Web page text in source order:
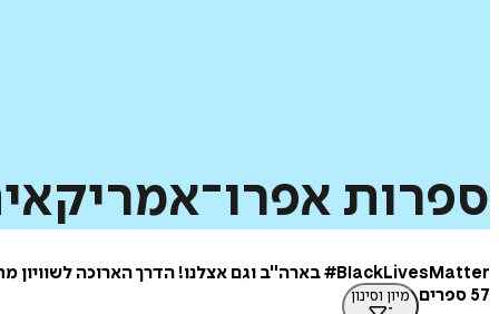
ספרות
BlackLivesMatter# בארה"ב וגם אצלנו! הדרך הארוכה לשוויון מתחילה בהכרה בעוול של מאות שנות העבדות, האפליה בחסות החוק והאלימות הגזענית.
57 ספרים
מיון וסינון